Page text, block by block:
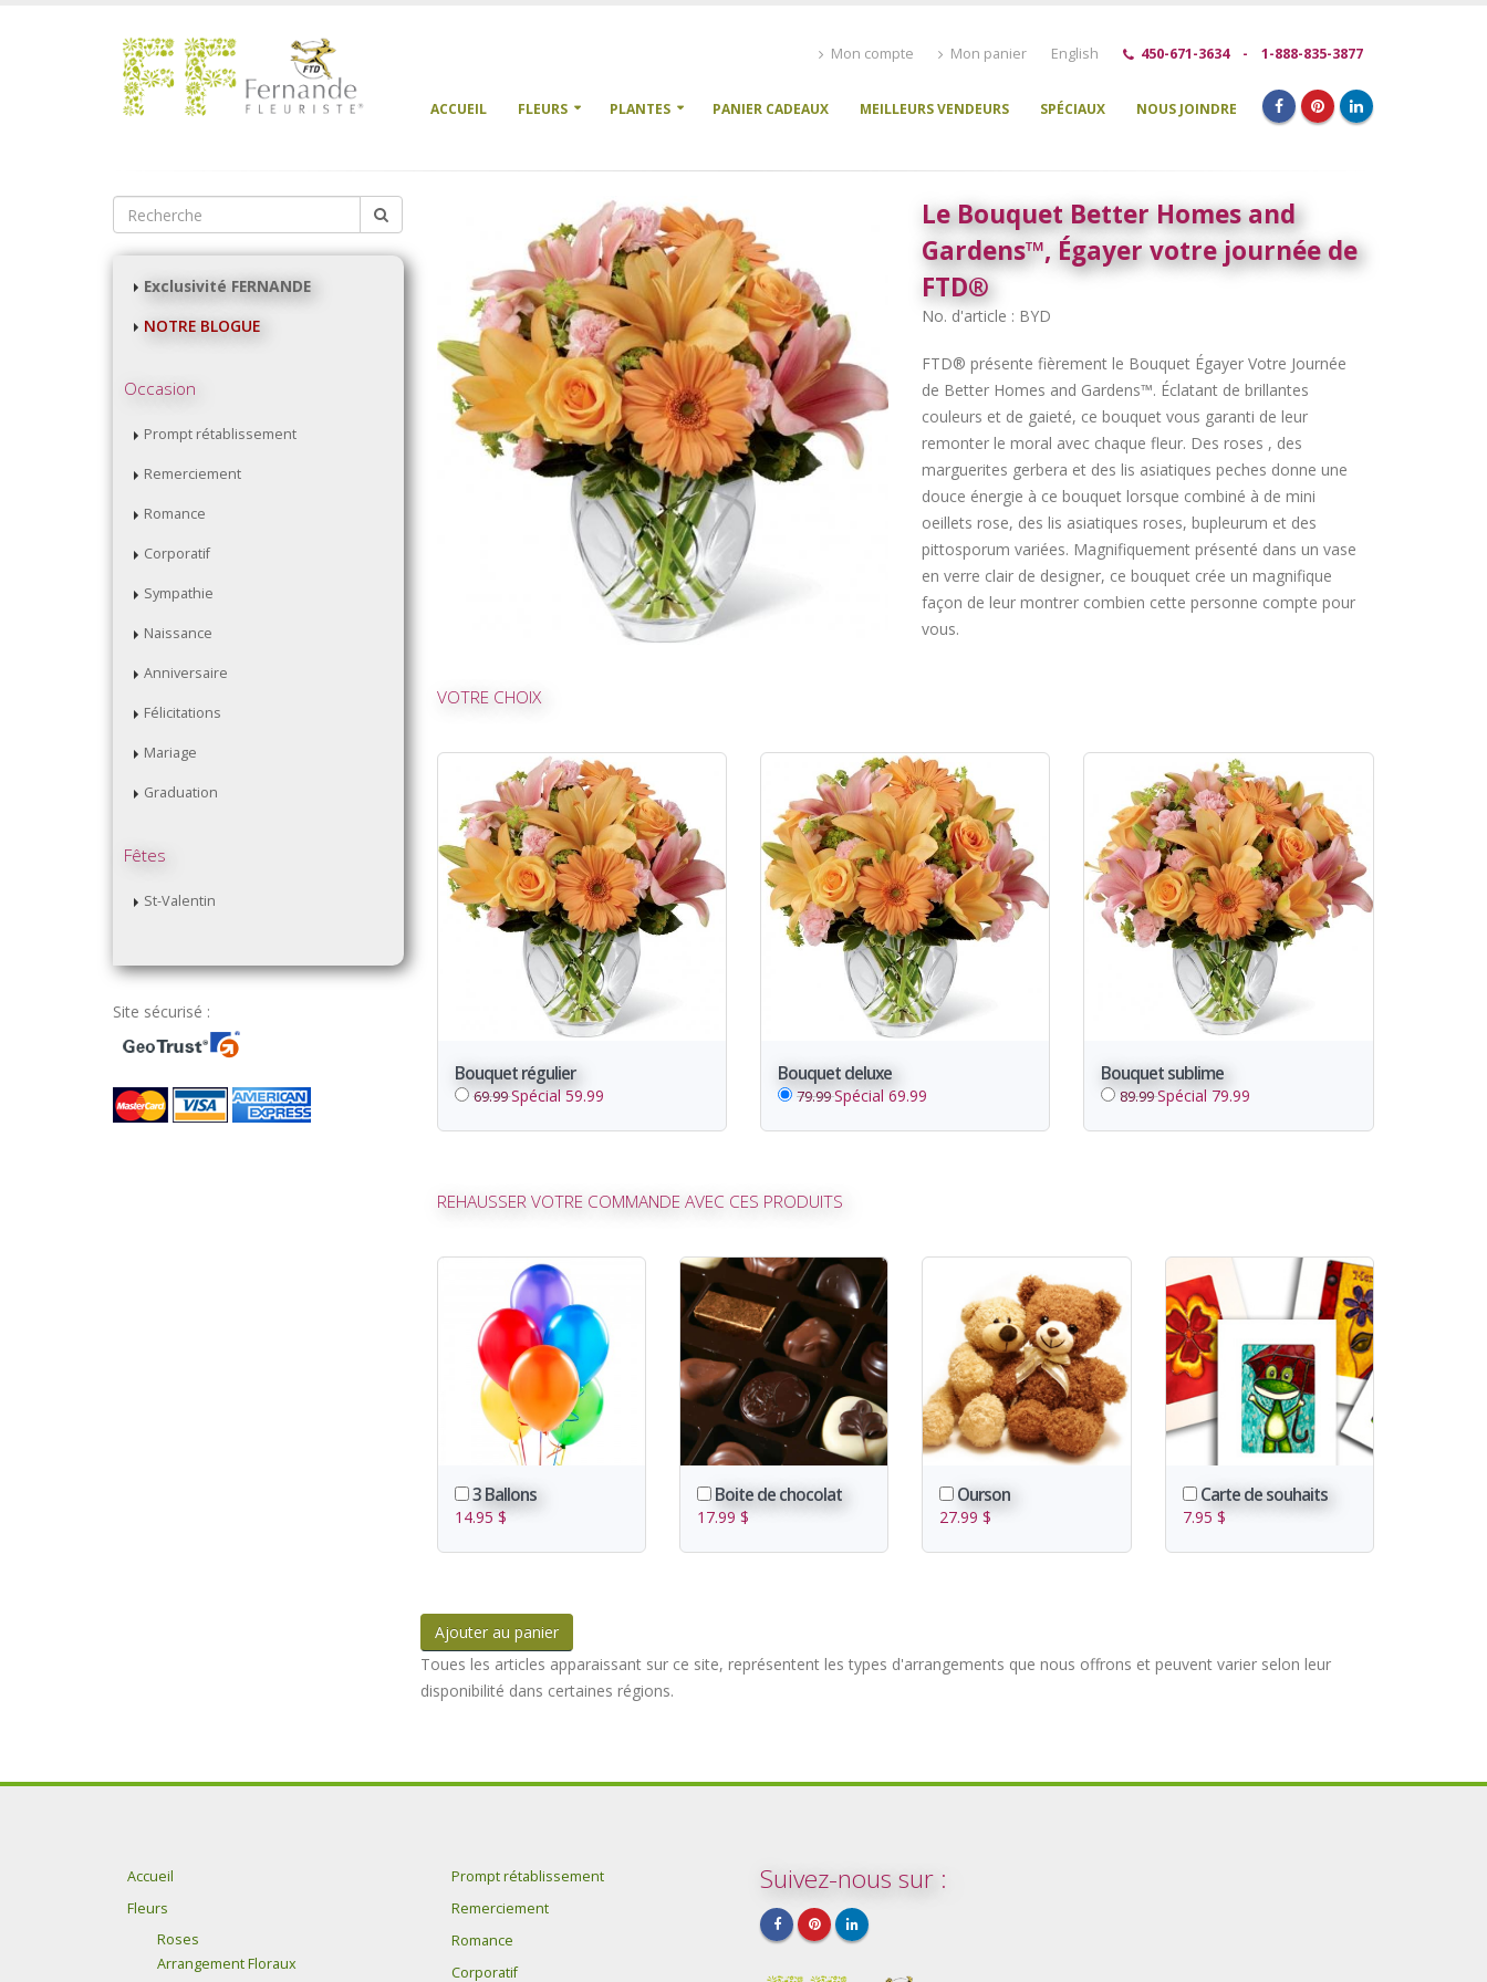
Mon compte Mon panier English 450-671-3634- 1-888-835-3877
ACCUEIL FLEURS PLANTES PANIER CADEAUX MEILLEURS VENDEURS SPÉCIAUX NOUS JOINDRE
Exclusivité FERNANDE
NOTRE BLOGUE
Occasion
Prompt rétablissement
Remerciement
Romance
Corporatif
Sympathie
Naissance
Anniversaire
Félicitations
Mariage
Graduation
Fêtes
St-Valentin
Site sécurisé :
Le Bouquet Better Homes and
Gardens™, Égayer votre journée de
FTD®
No. d'article : BYD
FTD® présente fièrement le Bouquet Égayer Votre Journée
de Better Homes and Gardens™. Éclatant de brillantes
couleurs et de gaieté, ce bouquet vous garanti de leur
remonter le moral avec chaque fleur. Des roses , des
marguerites gerbera et des lis asiatiques peches donne une
douce énergie à ce bouquet lorsque combiné à de mini
oeillets rose, des lis asiatiques roses, bupleurum et des
pittosporum variées. Magnifiquement présenté dans un vase
en verre clair de designer, ce bouquet crée un magnifique
façon de leur montrer combien cette personne compte pour
vous.
VOTRE CHOIX
Bouquet régulier
69.99Spécial 59.99
Bouquet deluxe
79.99Spécial 69.99
Bouquet sublime
89.99Spécial 79.99
REHAUSSER VOTRE COMMANDE AVEC CES PRODUITS
3 Ballons
14.95 $
Boite de chocolat
17.99 $
Ourson
27.99 $
Carte de souhaits
7.95 $
Ajouter au panier
Toues les articles apparaissant sur ce site, représentent les types d'arrangements que nous offrons et peuvent varier selon leur
disponibilité dans certaines régions.
Accueil
Fleurs
Roses
Arrangement Floraux
Prompt rétablissement
Remerciement
Romance
Corporatif
Suivez-nous sur :